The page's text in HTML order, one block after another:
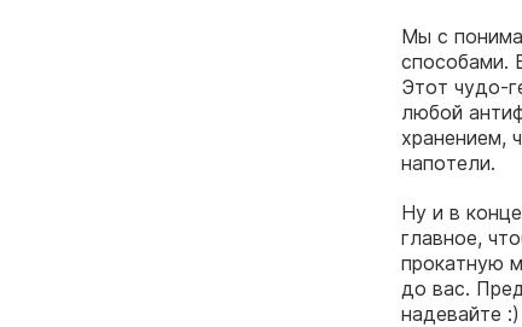
Мы с
способами.
Этот чудо-
любой
хранением,
напотели.
Ну и в
главное,
прокатную
до вас.
надевайте :)